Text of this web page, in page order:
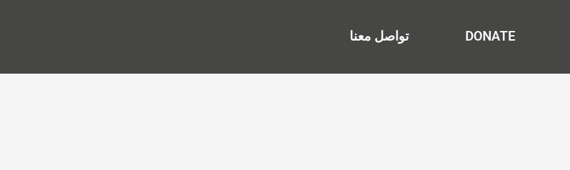
DONATE تواصل معنا